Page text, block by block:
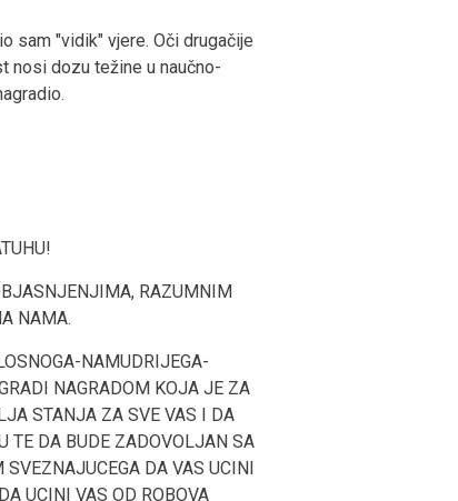
sam "vidik" vjere. Oči drugačije
nosi dozu težine u naučno-
RAZUMNIM
NAMA.
NAMUDRIJEGA-
NAGRADOM KOJA JE ZA
STANJA ZA SVE VAS I DA
TE DA BUDE ZADOVOLJAN SA
DA VAS UCINI
UCINI VAS OD ROBOVA